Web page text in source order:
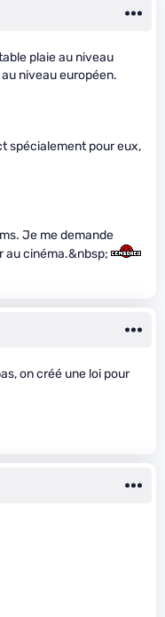
plaie au niveau
niveau européen.
spécialement pour eux,
Je me demande
au cinéma.&nbsp;
on créé une loi pour